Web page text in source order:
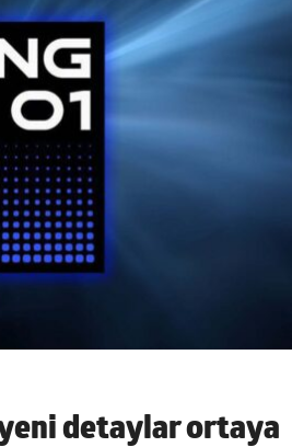
yeni detaylar ortaya